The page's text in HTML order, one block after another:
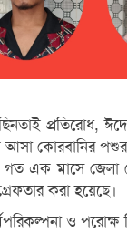
প্রতিরোধ, ঈদে
কোরবানির পশুর
গত এক মাসে জেলা
করা হয়েছে।
ও